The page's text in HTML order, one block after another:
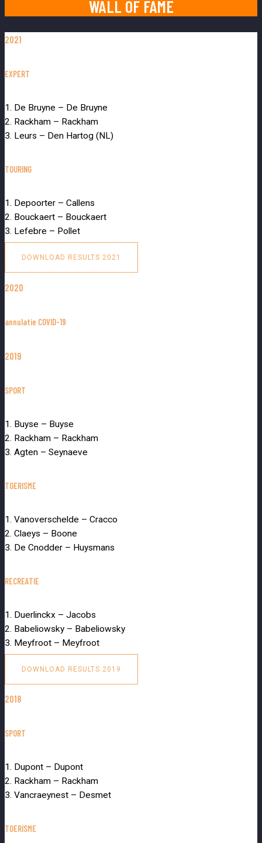
WALL OF FAME
2021
EXPERT
1. De Bruyne – De Bruyne
2. Rackham – Rackham
3. Leurs – Den Hartog (NL)
TOURING
1. Depoorter – Callens
2. Bouckaert – Bouckaert
3. Lefebre – Pollet
DOWNLOAD RESULTS 2021
2020
annulatie COVID-19
2019
SPORT
1. Buyse – Buyse
2. Rackham – Rackham
3. Agten – Seynaeve
TOERISME
1. Vanoverschelde – Cracco
2. Claeys – Boone
3. De Cnodder – Huysmans
RECREATIE
1. Duerlinckx – Jacobs
2. Babeliowsky – Babeliowsky
3. Meyfroot – Meyfroot
DOWNLOAD RESULTS 2019
2018
SPORT
1. Dupont – Dupont
2. Rackham – Rackham
3. Vancraeynest – Desmet
TOERISME